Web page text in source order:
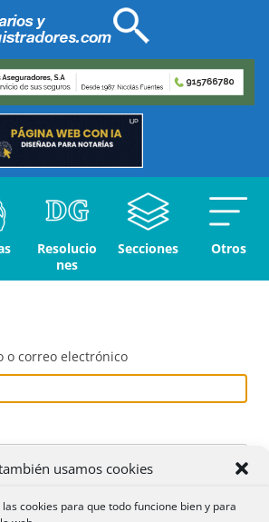
usamos cookies
cookies para que todo funcione bien y para
Resolucio
nes
Secciones Otros
o correo electrónico